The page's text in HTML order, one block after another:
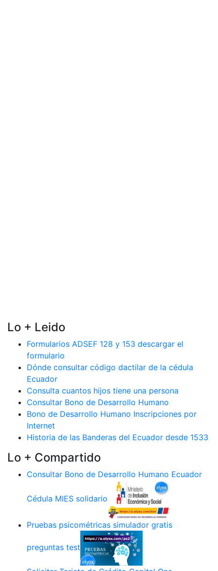
Lo + Leido
Formularios ADSEF 128 y 153 descargar el
formulario
Dónde consultar código dactilar de la cédula
Ecuador
Consulta cuantos hijos tiene una persona
Consultar Bono de Desarrollo Humano
Bono de Desarrollo Humano Inscripciones por
Internet
Historia de las Banderas del Ecuador desde 1533
Lo + Compartido
Consultar Bono de Desarrollo Humano Ecuador
Cédula MIES solidario
Pruebas psicométricas simulador gratis
preguntas test